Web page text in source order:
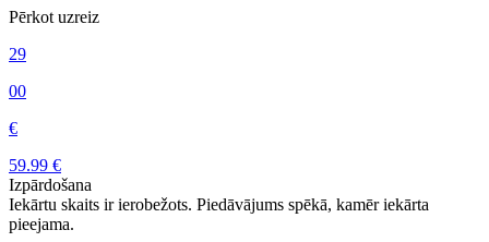
Pērkot uzreiz
29
00
€
59.99 €
Izpārdošana
Iekārtu skaits ir ierobežots. Piedāvājums spēkā, kamēr iekārta
pieejama.